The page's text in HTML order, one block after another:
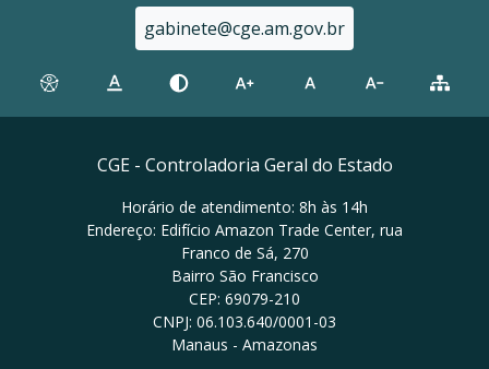
gabinete@cge.am.gov.br
CGE - Controladoria Geral do Estado
Horário de atendimento: 8h às 14h
Endereço: Edifício Amazon Trade Center, rua
Franco de Sá, 270
Bairro São Francisco
CEP: 69079-210
CNPJ: 06.103.640/0001-03
Manaus - Amazonas